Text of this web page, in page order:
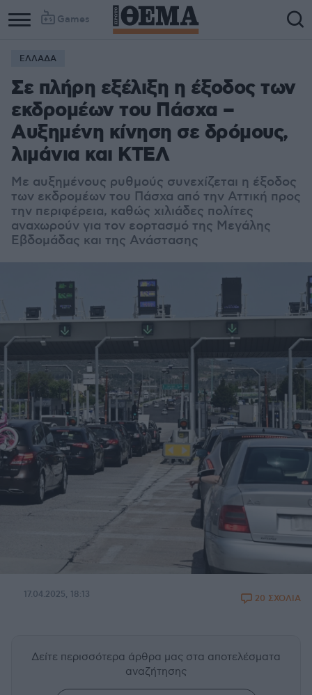
Games
ΕΛΛΑΔΑ
Σε πλήρη εξέλιξη η έξοδος των
εκδρομέων του Πάσχα –
Αυξημένη κίνηση σε δρόμους,
λιμάνια και ΚΤΕΛ
Με αυξημένους ρυθμούς συνεχίζεται η έξοδος
των εκδρομέων του Πάσχα από την Αττική προς
την περιφέρεια, καθώς χιλιάδες πολίτες
αναχωρούν για τον εορτασμό της Μεγάλης
Εβδομάδας και της Ανάστασης
17.04.2025, 18:13 20 ΣΧΟΛΙΑ
Δείτε περισσότερα άρθρα μας στα αποτελέσματα
αναζήτησης